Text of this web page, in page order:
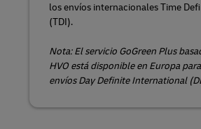
los envíos internacionales Time
(TDI).
Nota: El servicio GoGreen Plus
HVO está disponible en Europa para
envíos Day Definite International